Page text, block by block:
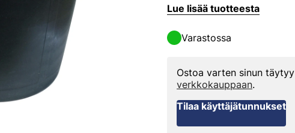
Lue lisää tuotteesta
Varastossa
Ostoa varten sinun täytyy
verkkokauppaan.
Tilaa käyttäjätunnukset